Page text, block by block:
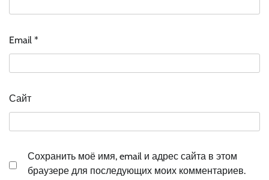
Email *
Сайт
Сохранить моё имя, email и адрес сайта в этом
браузере для последующих моих комментариев.